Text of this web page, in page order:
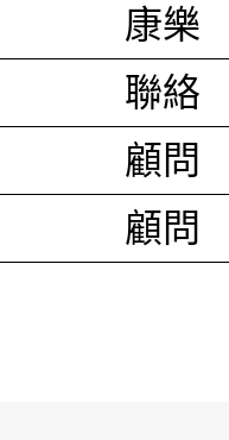
康樂
聯絡
顧問
顧問